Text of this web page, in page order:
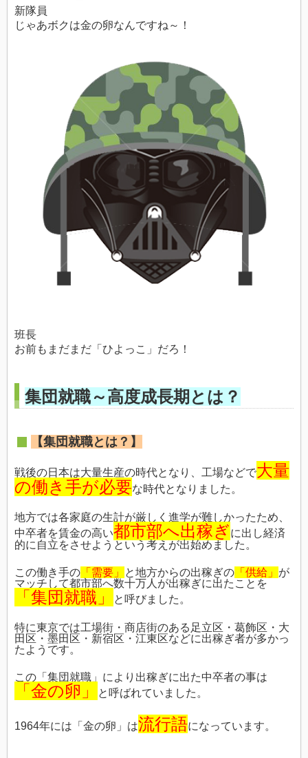
新隊員
じゃあボクは金の卵なんですね～！
班長
お前もまだまだ「ひよっこ」だろ！
集団就職～高度成長期とは？
【集団就職とは？】
戦後の日本は大量生産の時代となり、工場などで大量
の働き手が必要な時代となりました。
地方では各家庭の生計が厳しく進学が難しかったため、
中卒者を賃金の高い都市部へ出稼ぎに出し経済
的に自立をさせようという考えが出始めました。
この働き手の 「需要」 と地方からの出稼ぎの 「供給」 が
マッチして都市部へ数十万人が出稼ぎに出たことを
「集団就職」 と呼びました。
特に東京では工場街・商店街のある足立区・葛飾区・大
田区・墨田区・新宿区・江東区などに出稼ぎ者が多かっ
たようです。
この「集団就職」により出稼ぎに出た中卒者の事は
「金の卵」 と呼ばれていました。
1964年には「金の卵」は流行語になっています。